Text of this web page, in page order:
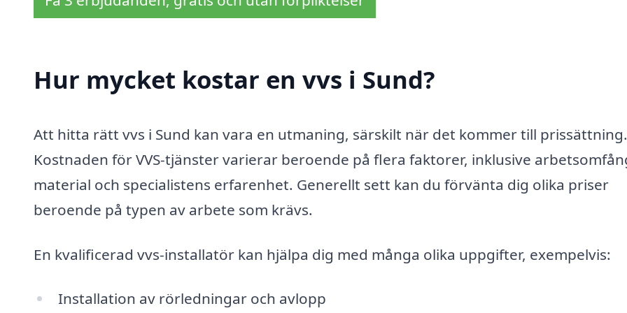
Hur mycket kostar en vvs i Sund?
Att hitta rätt vvs i Sund kan vara en utmaning, särskilt när det kommer till prissättning.
Kostnaden för VVS-tjänster varierar beroende på flera faktorer, inklusive
material och specialistens erfarenhet. Generellt sett kan du förvänta dig olika priser
beroende på typen av arbete som krävs.
En kvalificerad vvs-installatör kan hjälpa dig med många olika uppgifter, exempelvis:
Installation av rörledningar och avlopp